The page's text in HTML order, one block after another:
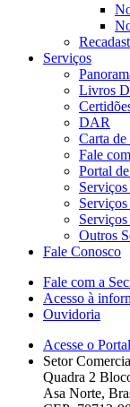
Serviços
Livros
DAR
Carta
Fale
Portal
Outros
Fale Conosco
Fale com a
Acesso à
Ouvidoria
Acesse o
Setor
Quadra 2
Asa Norte,